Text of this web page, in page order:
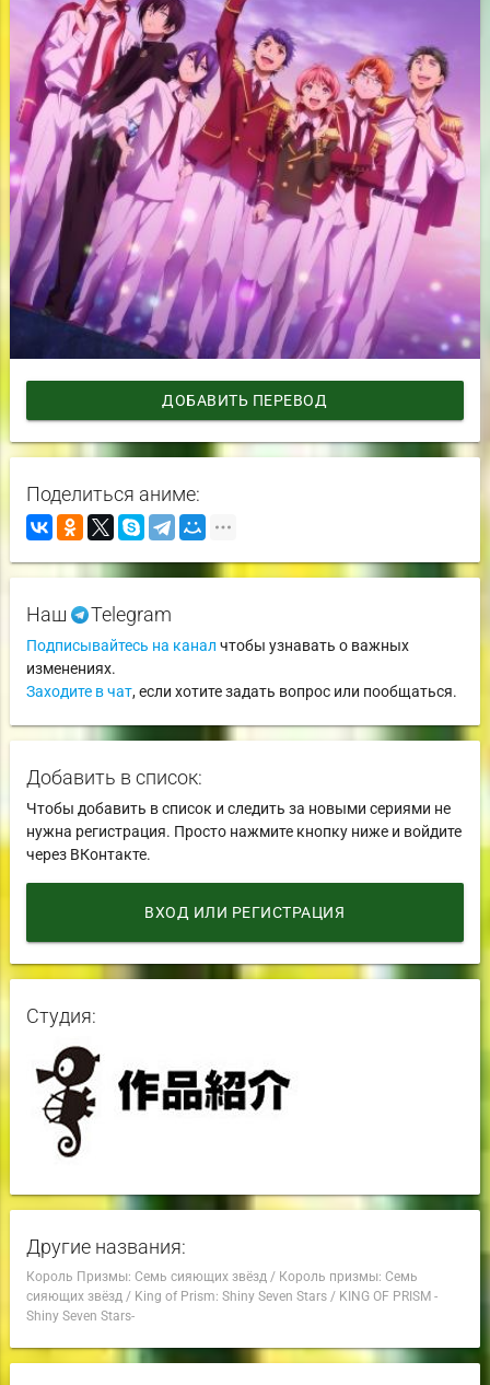
ДОБАВИТЬ ПЕРЕВОД
Поделиться аниме:
Наш Telegram
Подписывайтесь на канал чтобы узнавать о важных
изменениях.
Заходите в чат, если хотите задать вопрос или пообщаться.
Добавить в список:
Чтобы добавить в список и следить за новыми сериями не
нужна регистрация. Просто нажмите кнопку ниже и войдите
через ВКонтакте.
ВХОД ИЛИ РЕГИСТРАЦИЯ
Студия:
Другие названия:
Король Призмы: Семь сияющих звёзд/ Король призмы: Семь
сияющих звёзд/ King of Prism: Shiny Seven Stars/ KING OF PRISM -
Shiny Seven Stars-